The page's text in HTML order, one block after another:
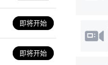
即将开始
即将开始